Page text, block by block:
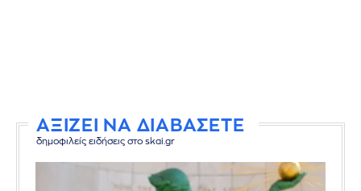
ΑΞΙΖΕΙ ΝΑ ΔΙΑΒΑΣΕΤΕ
δημοφιλείς ειδήσεις στο skai.gr